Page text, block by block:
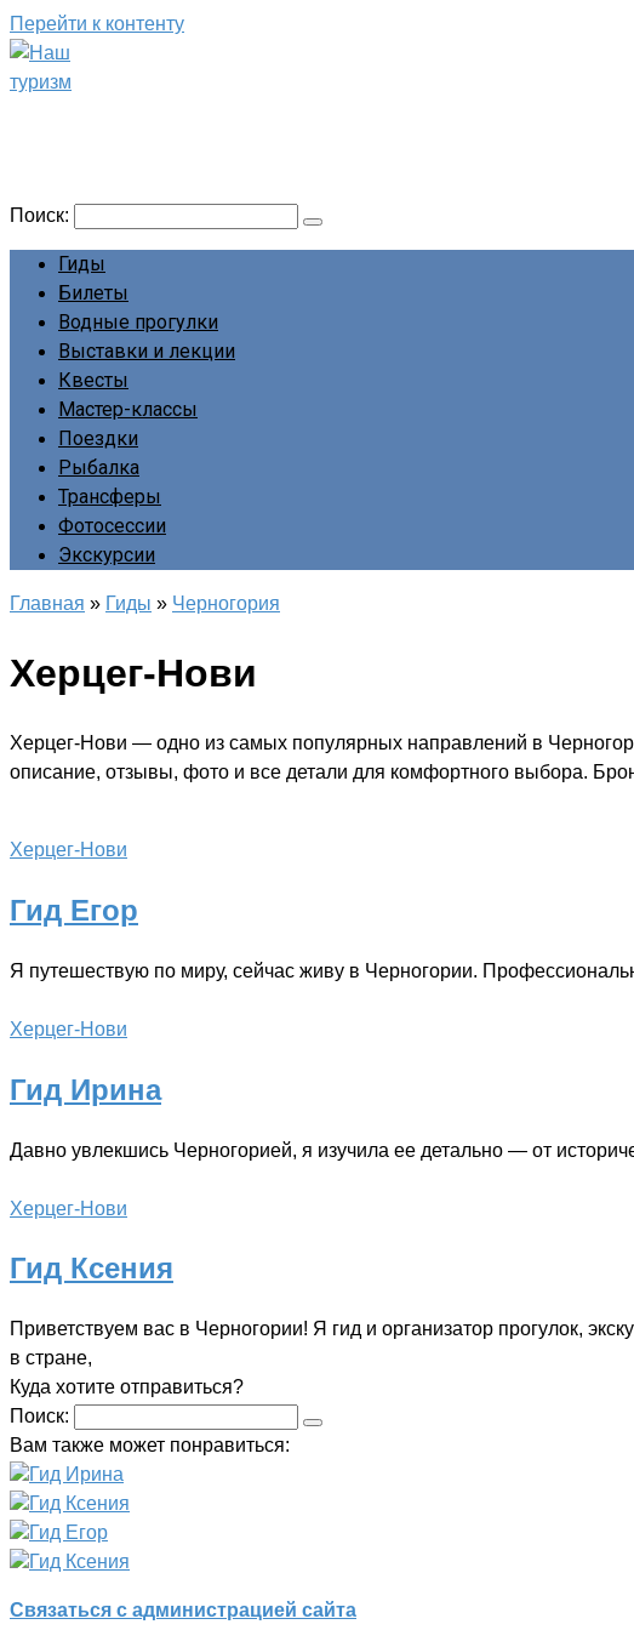
Перейти к контенту
Поиск:
Гиды
Билеты
Водные прогулки
Выставки и лекции
Квесты
Мастер-классы
Поездки
Рыбалка
Трансферы
Фотосессии
Экскурсии
Главная » Гиды » Черногория
Херцег-Нови
Херцег-Нови — одно из самых популярных направлений в
описание, отзывы, фото и все детали для комфортного выбора.
Херцег-Нови
Гид Егор
Я путешествую по миру, сейчас живу в Черногории.
Херцег-Нови
Гид Ирина
Давно увлекшись Черногорией, я изучила ее детально — от
Херцег-Нови
Гид Ксения
Приветствуем вас в Черногории! Я гид и организатор прогулок,
в стране,
Куда хотите отправиться?
Поиск:
Вам также может понравиться:
Гид Ирина
Гид Ксения
Гид Егор
Гид Ксения
Связаться с администрацией сайта